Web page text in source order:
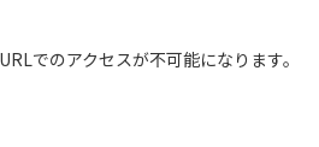
でのアクセスが不可能になります。